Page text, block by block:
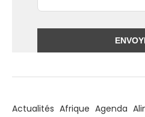
Actualités Afrique Agenda